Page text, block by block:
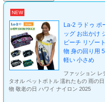
NEW
La-2 ラドゥ ポ
ッグ お出かけ
ビーチ リゾー
物 身の回り用
軽い 小さめ
ファッション レ
タオル ペットボトル 濡れたもの 雨の
物 敬老の日 ハワイ ナイロン 2025